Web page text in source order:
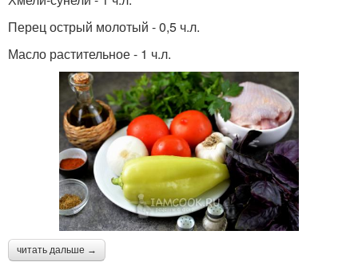
Перец острый молотый - 0,5 ч.л.
Масло растительное - 1 ч.л.
читать дальше →